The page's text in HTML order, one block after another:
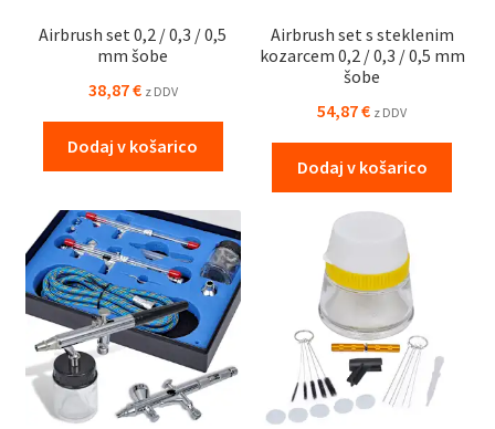
Airbrush set 0,2 / 0,3 / 0,5
mm šobe
38,87€ z DDV
Dodaj v košarico
Airbrush set s steklenim
kozarcem 0,2 / 0,3 / 0,5 mm
šobe
54,87€ z DDV
Dodaj v košarico